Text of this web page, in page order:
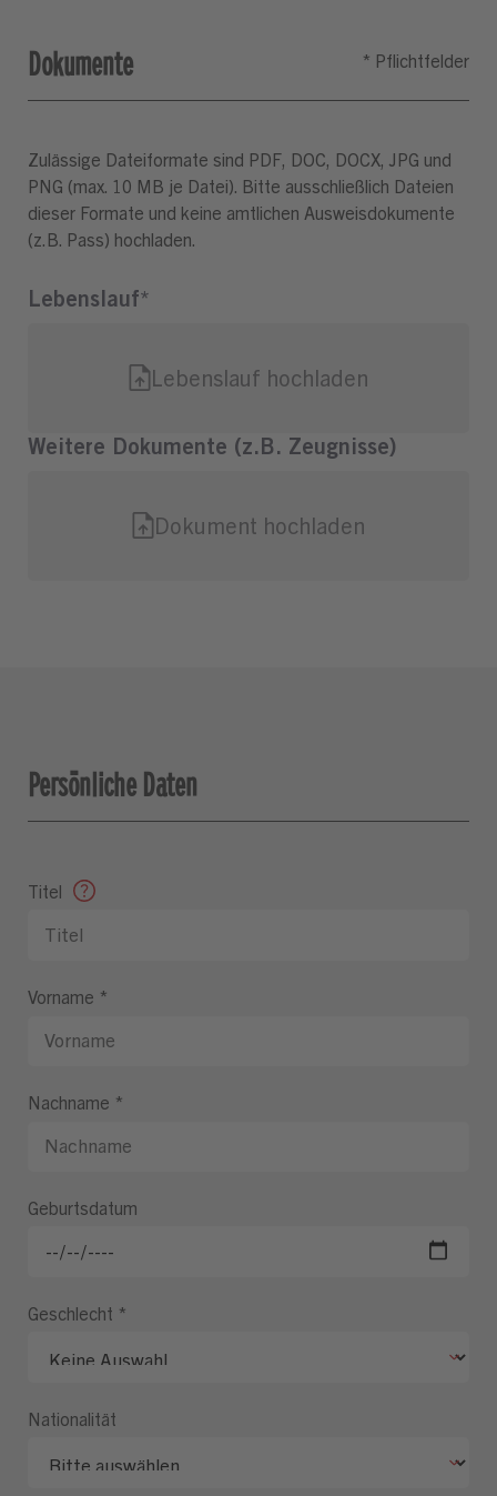
Dokumente
Zulässige Dateiformate sind PDF, DOC, DOCX, JPG und
PNG (max. 10 MB je Datei). Bitte ausschließlich Dateien
dieser Formate und keine amtlichen Ausweisdokumente
(z.B. Pass) hochladen.
Persönliche Daten
Titel
Vorname *
Nachname *
Geburtsdatum
Geschlecht *
Nationalität